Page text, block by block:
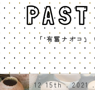
「 有冨ナオコ
12 15th . 2021 .